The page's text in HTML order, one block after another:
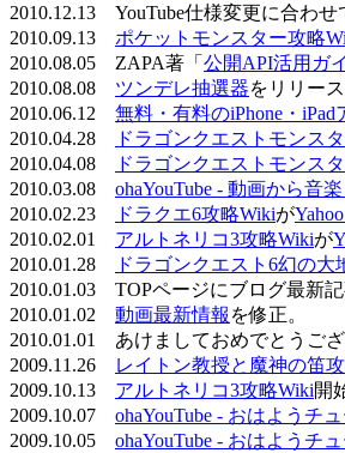
2010.12.13 YouTube仕様変更に合わせ
2010.09.13 ポケットモンスター攻略
2010.08.05 ZAPA著「 公開API活用ガ
2010.08.08 ツンデレ抽選器をリリース
2010.06.12 無料・有料のiPhone・
2010.04.28
ドラゴンクエストモンス
2010.04.08
ドラゴンクエストモンス
2010.03.08 ohaYouTube - 動画から音
2010.02.23
ドラクエ6攻略Wikiが
2010.02.01 アルトネリコ3攻略Wikiが
2010.01.28
ドラゴンクエスト6幻の大
2010.01.03 TOPページにブログ最新記
2010.01.02 動画最新情報 を修正。
2010.01.01 あけましておめでとうご
2009.11.26
レイトン教授と魔神の笛
2009.10.13 アルトネリコ3攻略Wiki開
2009.10.07 ohaYouTube - おはようチ
2009.10.05 ohaYouTube - おはようチ